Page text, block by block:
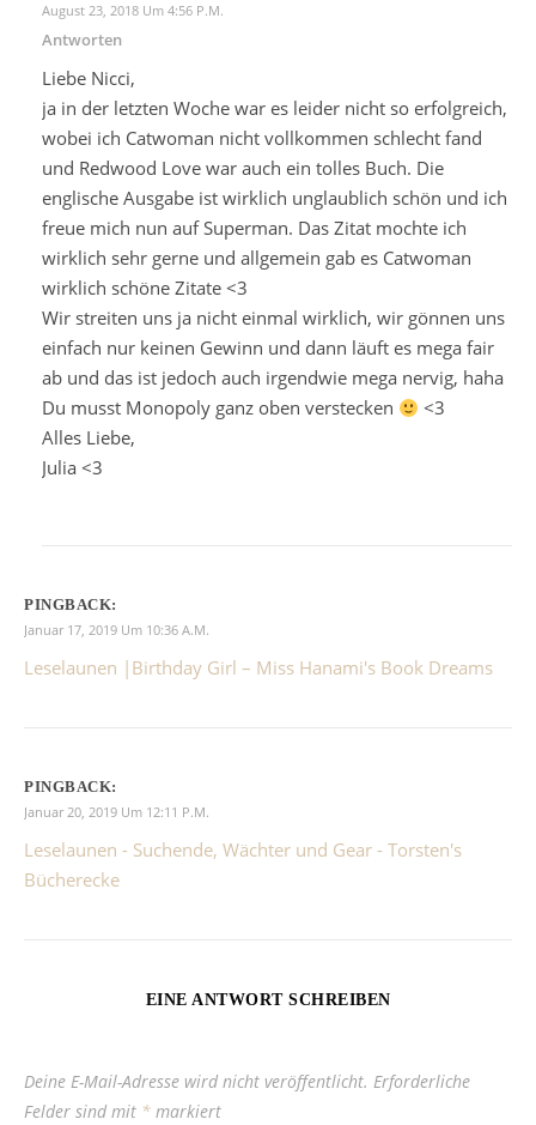
August 23, 2018 Um 4:56 P.m.
Antworten
Liebe Nicci,
ja in der letzten Woche war es leider nicht so erfolgreich,
wobei ich Catwoman nicht vollkommen schlecht fand
und Redwood Love war auch ein tolles Buch. Die
englische Ausgabe ist wirklich unglaublich schön und ich
freue mich nun auf Superman. Das Zitat mochte ich
wirklich sehr gerne und allgemein gab es Catwoman
wirklich schöne Zitate <3
Wir streiten uns ja nicht einmal wirklich, wir gönnen uns
einfach nur keinen Gewinn und dann läuft es mega fair
ab und das ist jedoch auch irgendwie mega nervig, haha
Du musst Monopoly ganz oben verstecken
<3
Alles Liebe,
Julia <3
PINGBACK:
Januar 17, 2019 Um 10:36 A.m.
Leselaunen |Birthday Girl – Miss Hanami's Book Dreams
PINGBACK:
Januar 20, 2019 Um 12:11 P.m.
Leselaunen - Suchende, Wächter und Gear - Torsten's
Bücherecke
EINE ANTWORT SCHREIBEN
Deine E-Mail-Adresse wird nicht veröffentlicht. Erforderliche
Felder sind mit * markiert